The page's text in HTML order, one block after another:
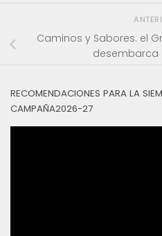
Caminos y Sabores: el
desembarca
RECOMENDACIONES PARA LA
CAMPAÑA2026-27